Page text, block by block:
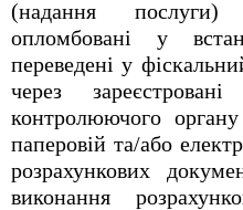
(надання послуги)
опломбовані у
переведені у
через
контролюючого
паперовій та/або
розрахункових
виконання